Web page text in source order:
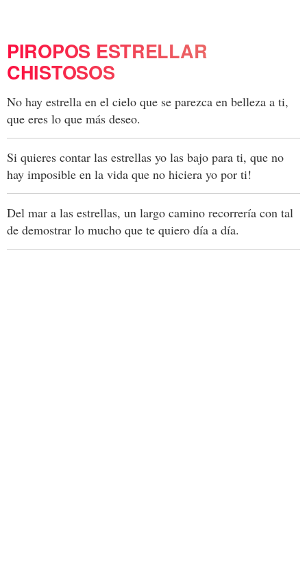
PIROPOS ESTRELLAR
CHISTOSOS
No hay estrella en el cielo que se parezca en belleza a ti,
que eres lo que más deseo.
Si quieres contar las estrellas yo las bajo para ti, que no
hay imposible en la vida que no hiciera yo por ti!
Del mar a las estrellas, un largo camino recorrería con tal
de demostrar lo mucho que te quiero día a día.